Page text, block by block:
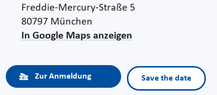
Freddie-Mercury-Straße 5
80797 München
In Google Maps anzeigen
Zur Anmeldung Save the date